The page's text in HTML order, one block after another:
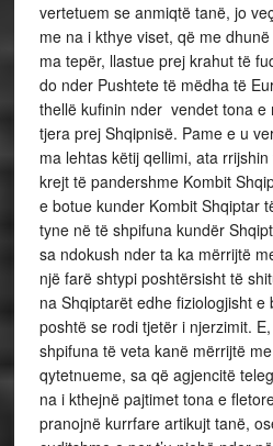
vertetuem se anmiqtë tanë, jo
me na i kthye viset, që me
ma tepër, llastue prej krahut të
do nder Pushtete të mëdha të
thellë kufinin nder vendet tona e
tjera prej Shqipnisë. Pame e u
ma lehtas këtij qellimi, ata
krejt të pandershme Kombit
e botue kunder Kombit Shqiptar
tyne në të shpifuna kundër
sa ndokush nder ta ka mërrijtë
një farë shtypi poshtërsisht të
na Shqiptarët edhe fiziologjisht e
poshtë se rodi tjetër i njerzimit.
shpifuna të veta kanë mërrijtë
qytetnueme, sa që agjencitë
na i kthejnë pajtimet tona e
pranojnë kurrfare artikujt tanë,